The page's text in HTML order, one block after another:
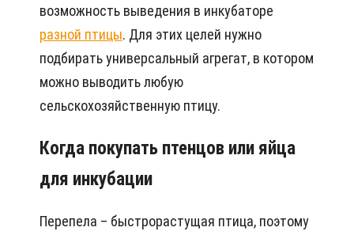
возможность выведения в инкубаторе
разной птицы. Для этих целей нужно
подбирать универсальный агрегат, в котором
можно выводить любую
сельскохозяйственную птицу.
Когда покупать птенцов или яйца
для инкубации
Перепела – быстрорастущая птица, поэтому